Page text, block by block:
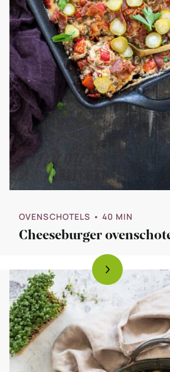
OVENSCHOTELS • 40 MIN
Cheeseburger